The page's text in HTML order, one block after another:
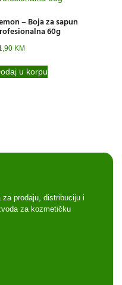
– Boja za sapun
60g
KM
u korpu
prodaju, distribuciju i
za kozmetičku